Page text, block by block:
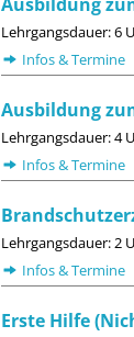
Ausbildung
Lehrgangsdauer: 6
Infos & Termine
Ausbildung
Lehrgangsdauer: 4
Infos & Termine
Lehrgangsdauer: 2
Infos & Termine
Erste Hilfe